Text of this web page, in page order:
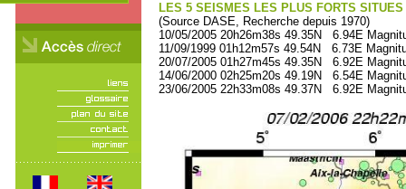
LES 5 SEISMES LES PLUS FORTS
(Source DASE, Recherche depuis 1970)
10/05/2005 20h26m38s 49.35N 6.94E
11/09/1999 01h12m57s 49.54N 6.73E
20/07/2005 01h27m45s 49.35N 6.92E
14/06/2000 02h25m20s 49.19N 6.54E
23/06/2005 22h33m08s 49.37N 6.92E